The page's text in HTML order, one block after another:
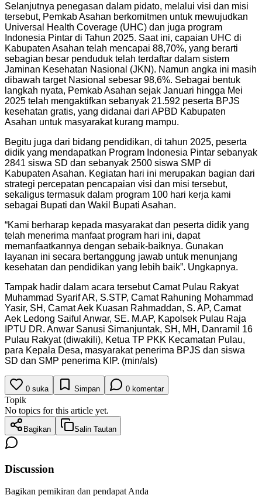
Selanjutnya penegasan dalam pidato, melalui visi dan misi
tersebut, Pemkab Asahan berkomitmen untuk mewujudkan
Universal Health Coverage (UHC) dan juga program
Indonesia Pintar di Tahun 2025. Saat ini, capaian UHC di
Kabupaten Asahan telah mencapai 88,70%, yang berarti
sebagian besar penduduk telah terdaftar dalam sistem
Jaminan Kesehatan Nasional (JKN). Namun angka ini masih
dibawah target Nasional sebesar 98,6%. Sebagai bentuk
langkah nyata, Pemkab Asahan sejak Januari hingga Mei
2025 telah mengaktifkan sebanyak 21.592 peserta BPJS
kesehatan gratis, yang didanai dari APBD Kabupaten
Asahan untuk masyarakat kurang mampu.
Begitu juga dari bidang pendidikan, di tahun 2025, peserta
didik yang mendapatkan Program Indonesia Pintar sebanyak
2841 siswa SD dan sebanyak 2500 siswa SMP di
Kabupaten Asahan. Kegiatan hari ini merupakan bagian dari
strategi percepatan pencapaian visi dan misi tersebut,
sekaligus termasuk dalam program 100 hari kerja kami
sebagai Bupati dan Wakil Bupati Asahan.
“Kami berharap kepada masyarakat dan peserta didik yang
telah menerima manfaat program hari ini, dapat
memanfaatkannya dengan sebaik-baiknya. Gunakan
layanan ini secara bertanggung jawab untuk menunjang
kesehatan dan pendidikan yang lebih baik”. Ungkapnya.
Tampak hadir dalam acara tersebut Camat Pulau Rakyat
Muhammad Syarif AR, S.STP, Camat Rahuning Mohammad
Yasir, SH, Camat Aek Kuasan Rahmaddan, S. AP, Camat
Aek Ledong Saiful Anwar, SE. M.AP, Kapolsek Pulau Raja
IPTU DR. Anwar Sanusi Simanjuntak, SH, MH, Danramil 16
Pulau Rakyat (diwakili), Ketua TP PKK Kecamatan Pulau,
para Kepala Desa, masyarakat penerima BPJS dan siswa
SD dan SMP penerima KIP. (min/als)
0 suka Simpan 0 komentar
Topik
No topics for this article yet.
Bagikan Salin Tautan
Discussion
Bagikan pemikiran dan pendapat Anda